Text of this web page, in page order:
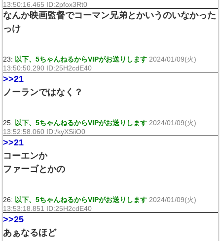
13:50:16.465 ID:2pfox3Rt0
なんか映画監督でコーマン兄弟とかいうのいなかった
っけ
23: 以下、5ちゃんねるからVIPがお送りします 2024/01/09(火)
13:50:50.290 ID:25H2cdE40
>>21
ノーランではなく？
25: 以下、5ちゃんねるからVIPがお送りします 2024/01/09(火)
13:52:58.060 ID:/kyXSiiO0
>>21
コーエンか
ファーゴとかの
26: 以下、5ちゃんねるからVIPがお送りします 2024/01/09(火)
13:53:18.851 ID:25H2cdE40
>>25
あぁなるほど